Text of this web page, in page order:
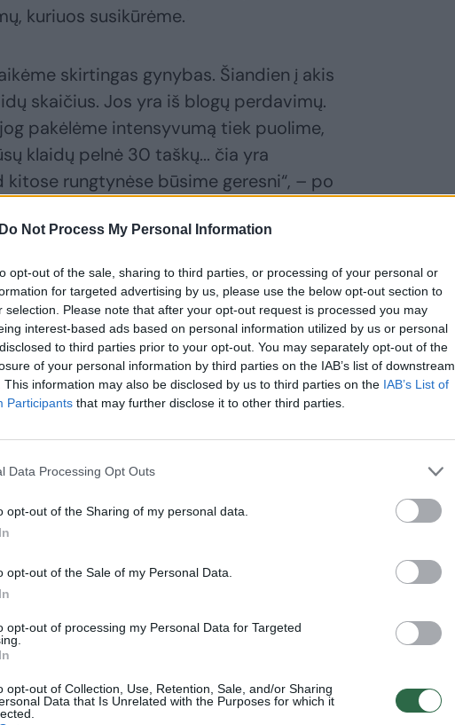
Do Not Process My Personal Information
opt-out of the sale, sharing to third parties, or processing of your personal or
for targeted advertising by us, please use the below opt-out section to
selection. Please note that after your opt-out request is processed you may
interest-based ads based on personal information utilized by us or personal
to third parties prior to your opt-out. You may separately opt-out of the
of your personal information by third parties on the IAB’s list of downstream
This information may also be disclosed by us to third parties on the IAB’s List of
Participants that may further disclose it to other third parties.
Data Processing Opt Outs
opt-out of the Sharing of my personal data.
opt-out of the Sale of my Personal Data.
opt-out of processing my Personal Data for Targeted
opt-out of Collection, Use, Retention, Sale, and/or Sharing
Data that Is Unrelated with the Purposes for which it
kuriuos susikūrėme.
skirtingas gynybas. Šiandien į akis
skaičius. Jos yra iš blogų perdavimų.
pakėlėme intensyvumą tiek puolime,
klaidų pelnė 30 taškų... čia yra
kitose rungtynėse būsime geresni“, – po
rinktinės treneris K.Maksvytis.
iš
vėl krito
ketvirtyje pataikė penkis tritaškius, o